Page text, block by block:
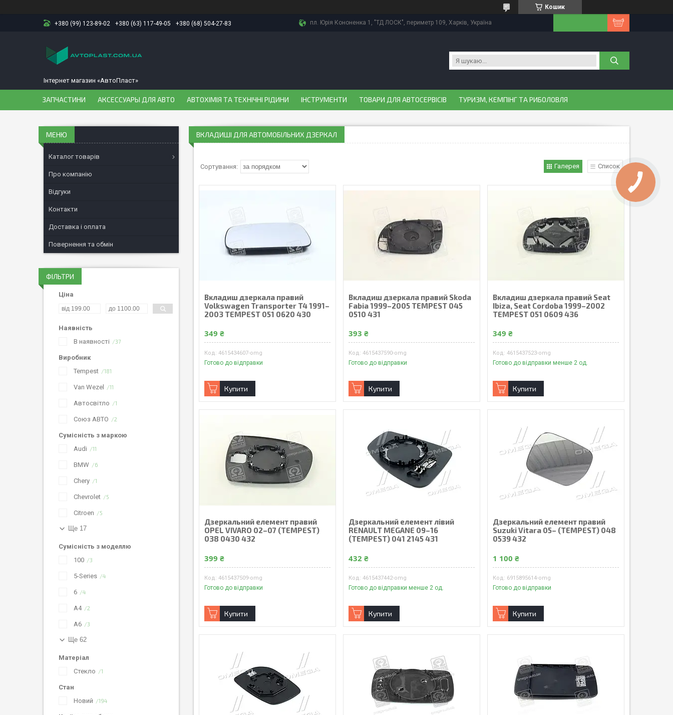
Кошик
+380 (99) 123-89-02 +380 (63) 117-49-05 +380 (68) 504-27-83 пл. Юрія Кононенка 1, "ТД ЛОСК", периметр 109, Харків, Україна
Інтернет магазин «АвтоПласт»
ЗАПЧАСТИНИ АКСЕССУАРЫ ДЛЯ АВТО АВТОХІМІЯ ТА ТЕХНІЧНІ РІДИНИ ІНСТРУМЕНТИ ТОВАРИ ДЛЯ АВТОСЕРВІСІВ ТУРИЗМ, КЕМПІНГ ТА РИБОЛОВЛЯ
ВКЛАДИШІ ДЛЯ АВТОМОБІЛЬНИХ ДЗЕРКАЛ
Галерея Список
Вкладиш дзеркала правий
Volkswagen Transporter T4 1991–
2003 TEMPEST 051 0620 430
349 ₴
4615434607-omg
Готово до відправки
Купити
Вкладиш дзеркала правий Skoda
Fabia 1999–2005 TEMPEST 045
0510 431
393 ₴
4615437590-omg
Готово до відправки
Купити
Вкладиш дзеркала правий Seat
Ibiza, Seat Cordoba 1999–2002
TEMPEST 051 0609 436
349 ₴
4615437523-omg
Готово до відправки менше 2 од.
Купити
Дзеркальний елемент правий
OPEL VIVARO 02–07 (TEMPEST)
038 0430 432
399 ₴
4615437509-omg
Готово до відправки
Купити
Дзеркальний елемент лівий
RENAULT MEGANE 09–16
(TEMPEST) 041 2145 431
432 ₴
4615437442-omg
Готово до відправки менше 2 од.
Купити
Дзеркальний елемент правий
Suzuki Vitara 05– (TEMPEST) 048
0539 432
1 100 ₴
6915895614-omg
Готово до відправки
Купити
Каталог товарів
Про компанію
Відгуки
Контакти
Доставка і оплата
Повернення та обмін
ФІЛЬТРИ
Ціна
Наявність
В наявності
37
Виробник
Tempest
181
Van Wezel 11
Автосвітло 1
Союз АВТО 2
Сумісність з маркою
Audi
11
BMW 6
Chery 1
Chevrolet 5
Citroen 5
Ще 17
Сумісність з моделлю
100
3
5-Series 4
6 4
A4 2
A6 3
Ще 62
Матеріал
Стекло
1
Стан
Новий
194